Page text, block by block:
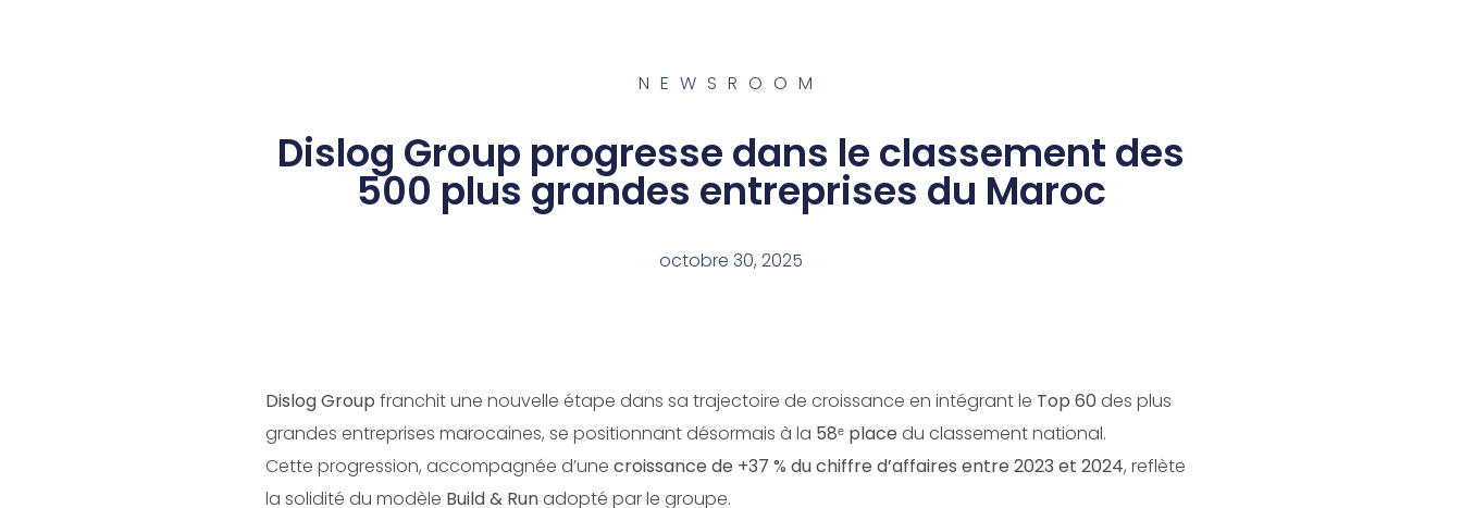
NEWSROOM
Dislog Group progresse dans le classement des
500 plus grandes entreprises du Maroc
octobre 30, 2025
Dislog Group franchit une nouvelle étape dans sa trajectoire de croissance en intégrant le Top 60 des plus
grandes entreprises marocaines, se positionnant désormais à la 58ᵉ place du classement national.
Cette progression, accompagnée d’une croissance de +37 % du chiffre d’affaires entre 2023 et 2024, reflète
la solidité du modèle Build & Runadopté par le groupe.